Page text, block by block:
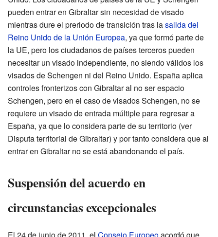
pueden entrar en Gibraltar sin necesidad de visado
mientras dure el preriodo de transición tras lasalida del
Reino Unido de la Unión Europea, ya que formó parte de
la UE, pero los ciudadanos de países terceros pueden
necesitar un visado independiente, no siendo válidos los
visados de Schengen ni del Reino Unido. España aplica
controles fronterizos con Gibraltar al no ser espacio
Schengen, pero en el caso de visados Schengen, no se
requiere un visado de entrada múltiple para regresar a
España, ya que lo considera parte de su territorio (ver
Disputa territorial de Gibraltar) y por tanto considera que al
entrar en Gibraltar no se está abandonando el país.
Suspensión del acuerdo en
circunstancias excepcionales